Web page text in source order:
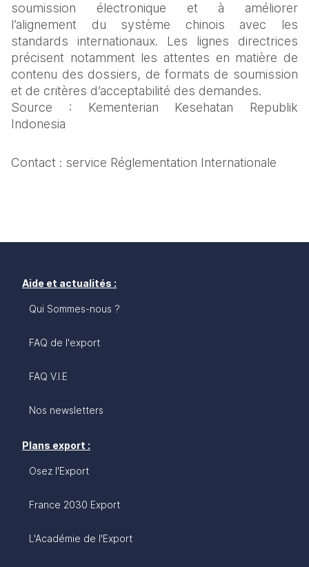
soumission électronique et à améliorer
l’alignement du système chinois avec les
standards internationaux. Les lignes directrices
précisent notamment les attentes en matière de
contenu des dossiers, de formats de soumission
et de critères d’acceptabilité des demandes.
Source : Kementerian Kesehatan Republik
Indonesia
Contact : service Réglementation Internationale
Aide et actualités :
Qui Sommes-nous ?
FAQ de l'export
FAQ V.I.E
Nos newsletters
Plans export :
Osez l'Export
France 2030 Export
L'Académie de l'Export